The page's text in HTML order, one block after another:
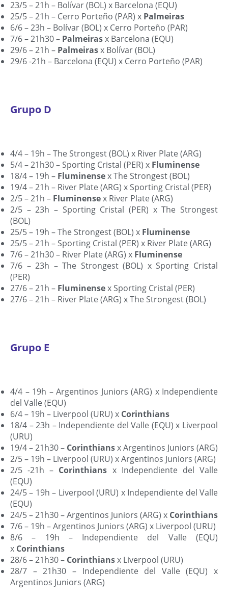
23/5 – 21h – Bolívar (BOL) x Barcelona (EQU)
25/5 – 21h – Cerro Porteño (PAR) x Palmeiras
6/6 – 23h – Bolívar (BOL) x Cerro Porteño (PAR)
7/6 – 21h30 – Palmeirasx Barcelona (EQU)
29/6 – 21h – Palmeirasx Bolívar (BOL)
29/6 -21h – Barcelona (EQU) x Cerro Porteño (PAR)
Grupo D
4/4 – 19h – The Strongest (BOL) x River Plate (ARG)
5/4 – 21h30 – Sporting Cristal (PER) x Fluminense
18/4 – 19h – Fluminensex The Strongest (BOL)
19/4 – 21h – River Plate (ARG) x Sporting Cristal (PER)
2/5 – 21h – Fluminensex River Plate (ARG)
2/5 – 23h – Sporting Cristal (PER) x The Strongest
(BOL)
25/5 – 19h – The Strongest (BOL) x Fluminense
25/5 – 21h – Sporting Cristal (PER) x River Plate (ARG)
7/6 – 21h30 – River Plate (ARG) x Fluminense
7/6 – 23h – The Strongest (BOL) x Sporting Cristal
(PER)
27/6 – 21h – Fluminensex Sporting Cristal (PER)
27/6 – 21h – River Plate (ARG) x The Strongest (BOL)
Grupo E
4/4 – 19h – Argentinos Juniors (ARG) x Independiente
del Valle (EQU)
6/4 – 19h – Liverpool (URU) x Corinthians
18/4 – 23h – Independiente del Valle (EQU) x Liverpool
(URU)
19/4 – 21h30 – Corinthiansx Argentinos Juniors (ARG)
2/5 – 19h – Liverpool (URU) x Argentinos Juniors (ARG)
2/5 -21h – Corinthians x Independiente del Valle
(EQU)
24/5 – 19h – Liverpool (URU) x Independiente del Valle
(EQU)
24/5 – 21h30 – Argentinos Juniors (ARG) x Corinthians
7/6 – 19h – Argentinos Juniors (ARG) x Liverpool (URU)
8/6 – 19h – Independiente del Valle (EQU)
x Corinthians
28/6 – 21h30 – Corinthiansx Liverpool (URU)
28/7 – 21h30 – Independiente del Valle (EQU) x
Argentinos Juniors (ARG)